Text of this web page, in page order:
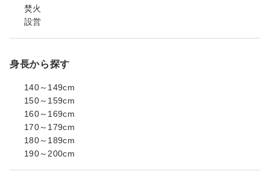
焚火
設営
身長から探す
140～149cm
150～159cm
160～169cm
170～179cm
180～189cm
190～200cm